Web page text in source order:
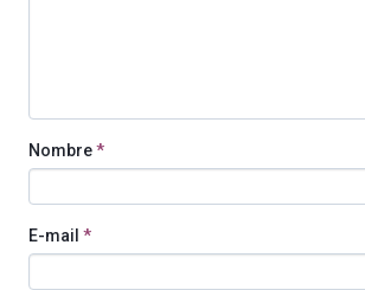
Nombre*
E-mail *